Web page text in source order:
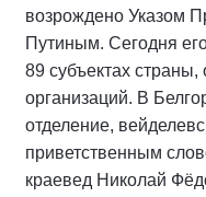
возрождено Указом
Путиным. Сегодня
89 субъектах
организаций. В
отделение,
приветственным
краевед Николай